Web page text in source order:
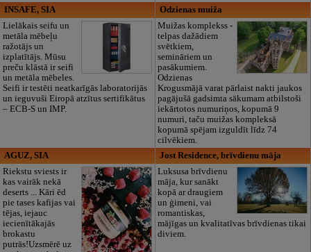
INSAFE, SIA
Lielākais seifu un
metāla mēbeļu
ražotājs un
izplatītājs. Mūsu
preču klāstā ir seifi
un metāla mēbeles.
Seifi ir testēti neatkarīgās laboratorijās
un ieguvuši Eiropā atzītus sertifikātus
– ECB-S un IMP.
Odzienas muiža
Muižas komplekss -
telpas dažādiem
svētkiem,
semināriem un
pasākumiem.
Odzienas
Krogusmājā varat pārlaist nakti jaukos
pagājušā gadsimta sākumam atbilstoši
iekārtotos numuriņos, kopumā 9
numuri, taču muižas kompleksā
kopumā spējam izguldīt līdz 74
cilvēkiem.
AGUZ, SIA
Riekstu sviests ir
kas vairāk nekā
deserts ... Kāri ēd
pie tases kafijas vai
tējas, iejauc
iecienītākajās
brokastu
putrās!Uzsmērē uz
Jost Residence, brīvdienu māja
Luksusa brīvdienu
māja, kur sanākt
kopā ar draugiem
un ģimeni, vai
romantiskas,
mājīgas un kvalitatīvas brīvdienas tikai
diviem.